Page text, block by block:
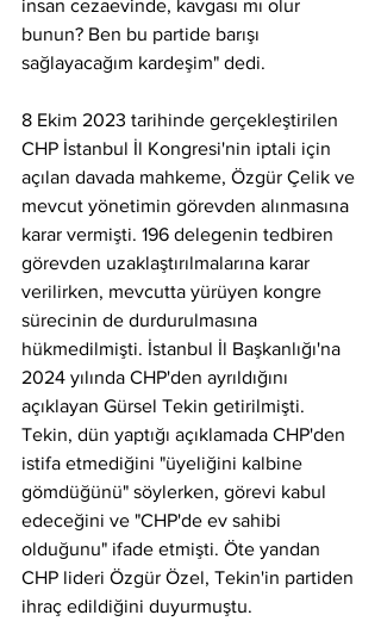
insan cezaevinde, kavgası mı olur
bunun? Ben bu partide barışı
sağlayacağım kardeşim" dedi.
8 Ekim 2023 tarihinde gerçekleştirilen
CHP İstanbul İl Kongresi'nin iptali için
açılan davada mahkeme, Özgür Çelik ve
mevcut yönetimin görevden alınmasına
karar vermişti. 196 delegenin tedbiren
görevden uzaklaştırılmalarına karar
verilirken, mevcutta yürüyen kongre
sürecinin de durdurulmasına
hükmedilmişti. İstanbul İl Başkanlığı'na
2024 yılında CHP'den ayrıldığını
açıklayan Gürsel Tekin getirilmişti.
Tekin, dün yaptığı açıklamada CHP'den
istifa etmediğini "üyeliğini kalbine
gömdüğünü" söylerken, görevi kabul
edeceğini ve "CHP'de ev sahibi
olduğunu" ifade etmişti. Öte yandan
CHP lideri Özgür Özel, Tekin'in partiden
ihraç edildiğini duyurmuştu.